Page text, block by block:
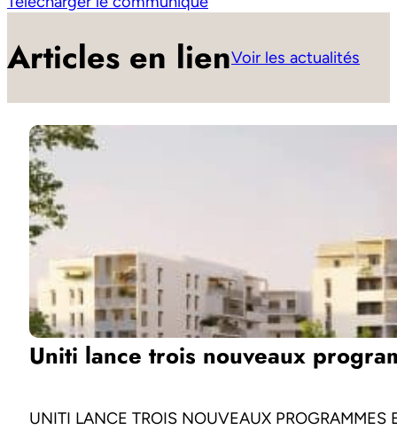
Articles en lienVoir les actualités
Uniti lance trois nouveaux
UNITI LANCE TROIS NOUVEAUX